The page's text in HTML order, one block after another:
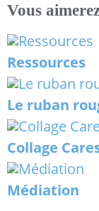
Vous
Ressources
Le ruban
Collage
Médiation